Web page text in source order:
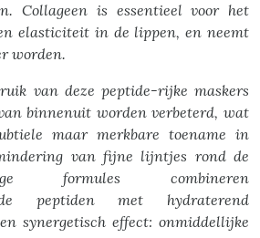
Collageen is essentieel voor het
elasticiteit in de lippen, en neemt
worden.
van deze peptide-rijke maskers
binnenuit worden verbeterd, wat
maar merkbare toename in
van fijne lijntjes rond de
formules combineren
peptiden met hydraterend
synergetisch effect: onmiddellijke